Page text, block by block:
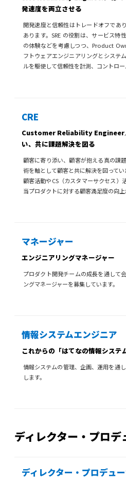
発速度を両立させる
開発速度と信頼性はトレードオフであ
あります。SRE の役割は、サービス特
の体験などを考慮しつつ、Product
フトウェアエンジニアリングとシステ
ルを駆使して信頼性を計測、コントロー
CRE
Customer Reliability Engineer
い、共に課題解決を図る
顧客に寄り添い、顧客が抱える真の課
術を軸として顧客と共に解決を図ってい
顧客活動やCS（カスタマーサクセス）
当プロダクトに対する顧客満足度の向上
マネージャー
エンジニアリングマネージャー
プロダクト開発チームの成長を通して
ングマネージャーを募集しています。
情報システムエンジニア
これからの「はてなの情報システ
情報システムの管理、企画、運用を通
します。
ディレクター・プロデ
ディレクター・プロデュ